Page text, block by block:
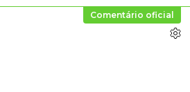
Comentário oficial